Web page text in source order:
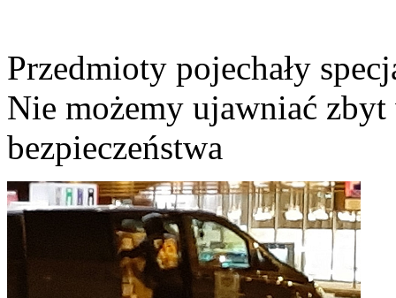
Przedmioty pojechały
Nie możemy ujawniać
bezpieczeństwa